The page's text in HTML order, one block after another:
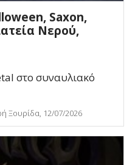
Saxon,
Νερού,
στο συναυλιακό
Ξουρίδα, 12/07/2026